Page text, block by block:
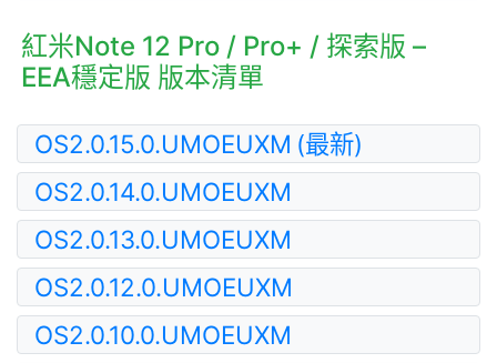
紅米Note 12 Pro / Pro+ / 探索版 –
EEA穩定版 版本清單
OS2.0.15.0.UMOEUXM (最新)
OS2.0.14.0.UMOEUXM
OS2.0.13.0.UMOEUXM
OS2.0.12.0.UMOEUXM
OS2.0.10.0.UMOEUXM